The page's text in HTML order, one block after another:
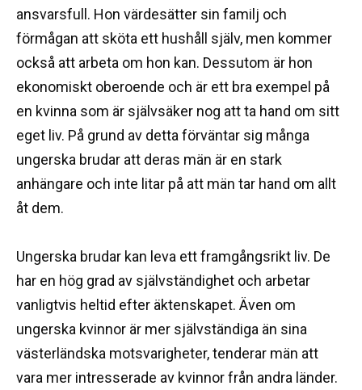
ansvarsfull. Hon värdesätter sin familj och
förmågan att sköta ett hushåll själv, men kommer
också att arbeta om hon kan. Dessutom är hon
ekonomiskt oberoende och är ett bra exempel på
en kvinna som är självsäker nog att ta hand om sitt
eget liv. På grund av detta förväntar sig många
ungerska brudar att deras män är en stark
anhängare och inte litar på att män tar hand om allt
åt dem.
Ungerska brudar kan leva ett framgångsrikt liv. De
har en hög grad av självständighet och arbetar
vanligtvis heltid efter äktenskapet. Även om
ungerska kvinnor är mer självständiga än sina
västerländska motsvarigheter, tenderar män att
vara mer intresserade av kvinnor från andra länder.